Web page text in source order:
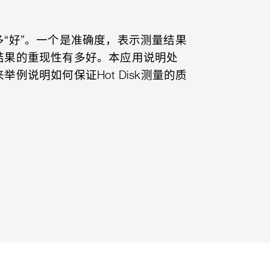
好”。一个是准确度，表示测量结果
的重现性有多好。本应用说明处
例说明如何保证Hot Disk测量的质